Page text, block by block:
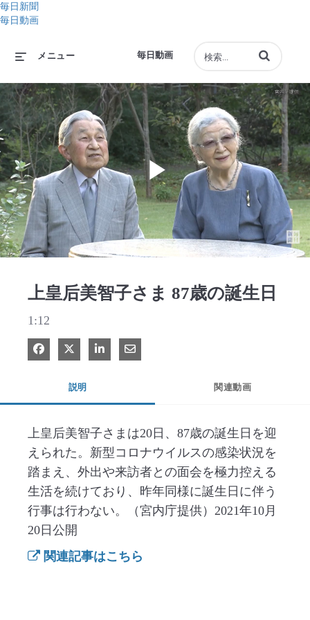
毎日新聞
毎日動画
毎日動画
メニュー 動画の検索語句
Play
上皇后美智子さま 87歳の誕生日
1:12
Facebook で共有
Xで共有する
LinkedIn で共有
電子メールで共有
説明 関連動画
上皇后美智子さまは20日、87歳の誕生日を迎
えられた。新型コロナウイルスの感染状況を
踏まえ、外出や来訪者との面会を極力控える
生活を続けており、昨年同様に誕生日に伴う
行事は行わない。（宮内庁提供）2021年10月
20日公開
関連記事はこちら